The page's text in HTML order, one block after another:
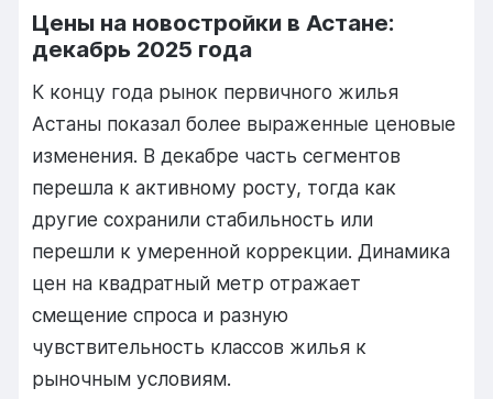
Цены на новостройки в Астане:
декабрь 2025 года
К концу года рынок первичного жилья
Астаны показал более выраженные ценовые
изменения. В декабре часть сегментов
перешла к активному росту, тогда как
другие сохранили стабильность или
перешли к умеренной коррекции. Динамика
цен на квадратный метр отражает
смещение спроса и разную
чувствительность классов жилья к
рыночным условиям.